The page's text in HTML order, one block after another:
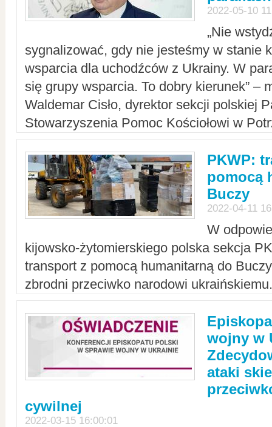
2022-05-10
„Nie
sygnalizować, gdy nie jesteśmy w stanie
wsparcia dla uchodźców z Ukrainy. W
się grupy wsparcia. To dobry kierunek” –
Waldemar Cisło, dyrektor sekcji polskiej
Stowarzyszenia Pomoc Kościołowi w
PKWP:
pomocą
Buczy
2022-04-11
W
kijowsko-żytomierskiego polska sekcja
transport z pomocą humanitarną do
zbrodni przeciwko narodowi
wojny w
ataki
cywilnej
2022-03-15 16:00:01